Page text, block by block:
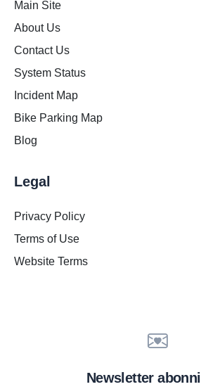
Main Site
About Us
Contact Us
System Status
Incident Map
Bike Parking Map
Blog
Legal
Privacy Policy
Terms of Use
Website Terms
Newsletter